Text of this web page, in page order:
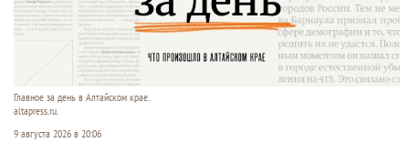
Главное за день в Алтайском крае.
altapress.ru.
9 августа 2026 в 20:06